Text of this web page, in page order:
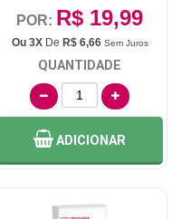
POR: R$ 19,99
Ou 3XDe R$ 6,66 Sem Juros
QUANTIDADE
ADICIONAR